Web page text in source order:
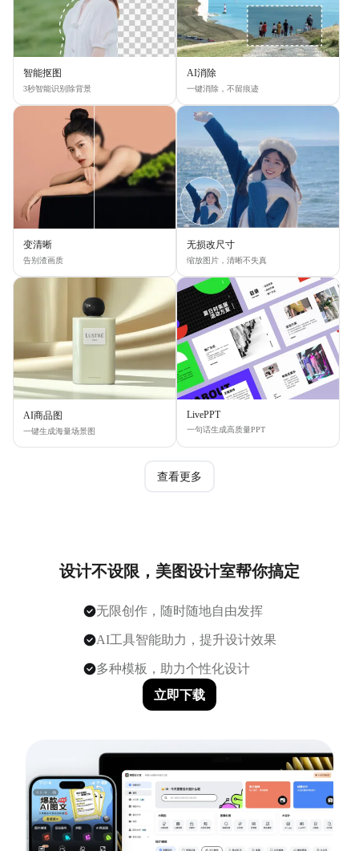
智能抠图
3秒智能识别除背景
AI消除
一键消除，不留痕迹
变清晰
告别渣画质
无损改尺寸
缩放图片，清晰不失真
AI商品图
一键生成海量场景图
LivePPT
一句话生成高质量PPT
查看更多
设计不设限，美图设计室帮你搞定
无限创作，随时随地自由发挥
AI工具智能助力，提升设计效果
多种模板，助力个性化设计
立即下载